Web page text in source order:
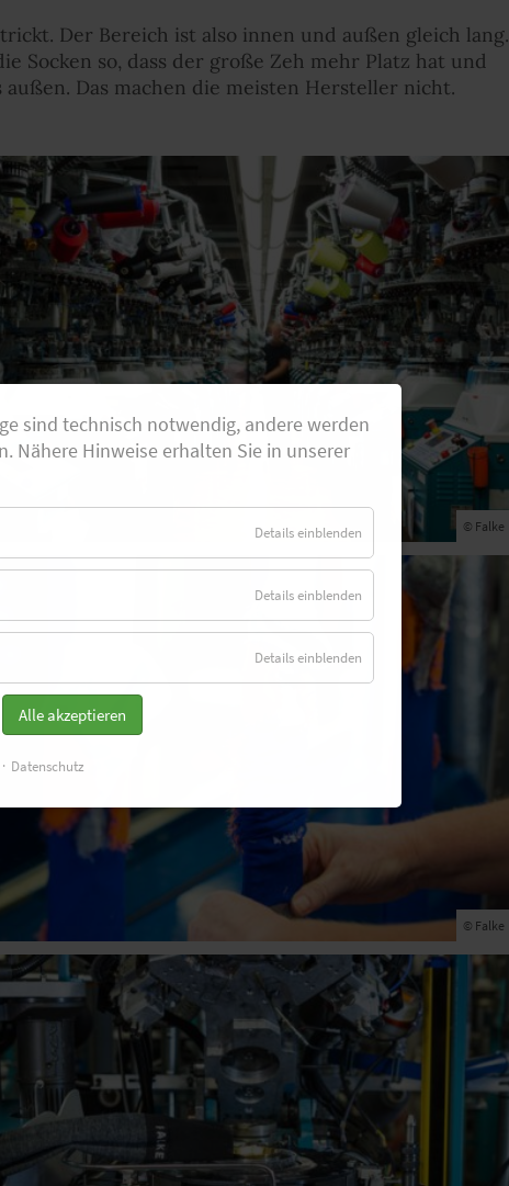
Der Bereich ist also innen und außen gleich lang.
Socken so, dass der große Zeh mehr Platz hat und
Das machen die meisten Hersteller nicht.
© Falke
© Falke
sind technisch notwendig, andere werden
Nähere Hinweise erhalten Sie in unserer
Details einblenden
Details einblenden
Details einblenden
Alle akzeptieren
Datenschutz